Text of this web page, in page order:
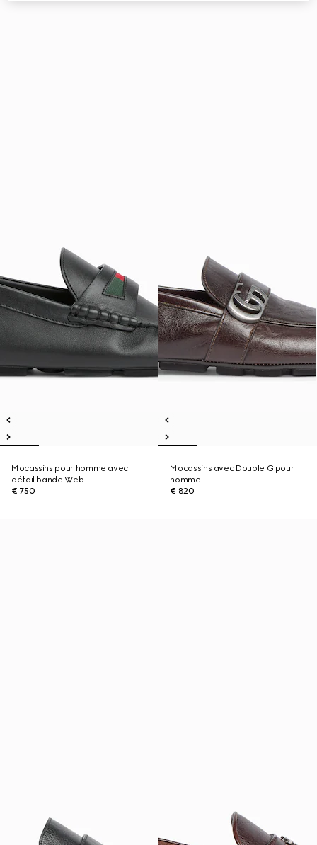
Mocassins pour homme avec
détail bande Web
€ 750
Mocassins avec Double G pour
homme
€ 820